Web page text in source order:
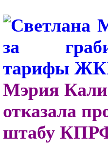
Мэрия
отказала
штабу